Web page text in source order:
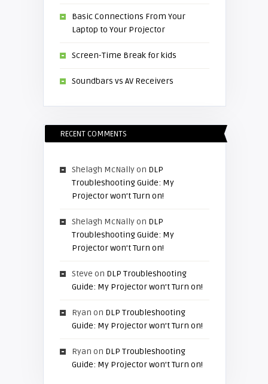
Basic Connections From Your
Laptop to Your Projector
Screen-Time Break for kids
Soundbars vs AV Receivers
RECENT COMMENTS
Shelagh McNallyon DLP
Troubleshooting Guide: My
Projector won’t Turn on!
Shelagh McNallyon DLP
Troubleshooting Guide: My
Projector won’t Turn on!
Steve on DLP Troubleshooting
Guide: My Projector won’t Turn on!
Ryan on DLP Troubleshooting
Guide: My Projector won’t Turn on!
Ryan on DLP Troubleshooting
Guide: My Projector won’t Turn on!